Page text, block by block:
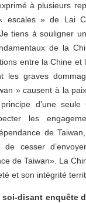
à plusieurs
escales » de Lai
tiens à souligner
de la
entre la Chine et
les graves
» causent à la
d’une
les
de
cesser
de Taiwan». La
et son intégrité
disant enquête